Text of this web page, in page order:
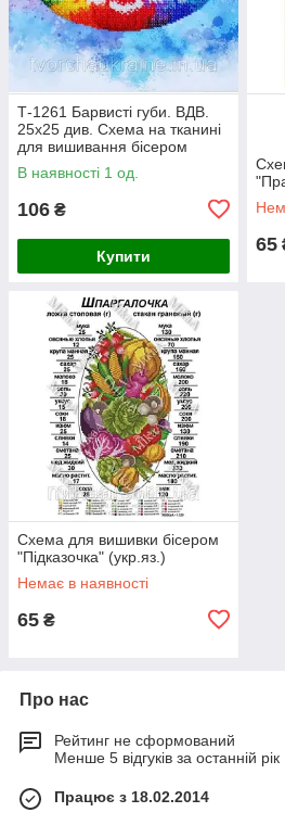
Т-1261 Барвисті губи. ВДВ.
25х25 див. Схема на тканині
для вишивання бісером
В наявності 1 од.
106 ₴
Купити
65
Схема для вишивки бісером
"Підказочка" (укр.яз.)
Немає в наявності
65 ₴
Про нас
Рейтинг не сформований
Менше 5 відгуків за останній рік
Працює з 18.02.2014